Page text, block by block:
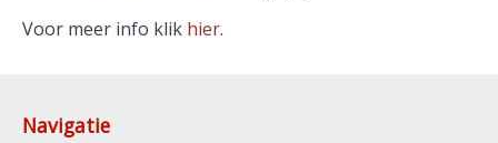
Voor meer info klik hier.
Navigatie